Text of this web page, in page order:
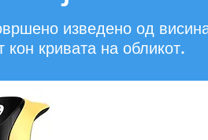
изведено од
кривата на обликот.